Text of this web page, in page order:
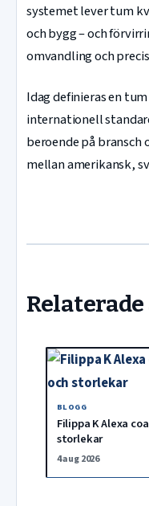
systemet lever tum
och bygg – och
omvandling och
Idag definieras en
internationell
beroende på bransch
mellan amerikansk,
BLOGG
Filippa K Alexa
storlekar
4 aug 2026